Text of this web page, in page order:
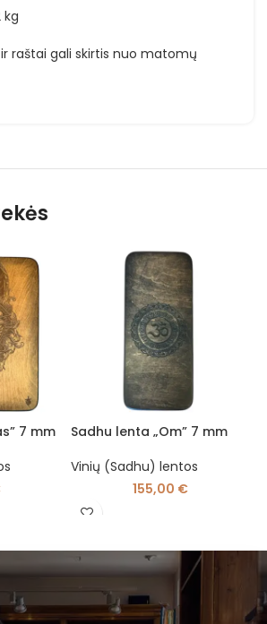
kg
raštai gali skirtis nuo matomų
7 mm
Sadhu lenta „Om” 7 mm
Vinių (Sadhu) lentos
155,00 €